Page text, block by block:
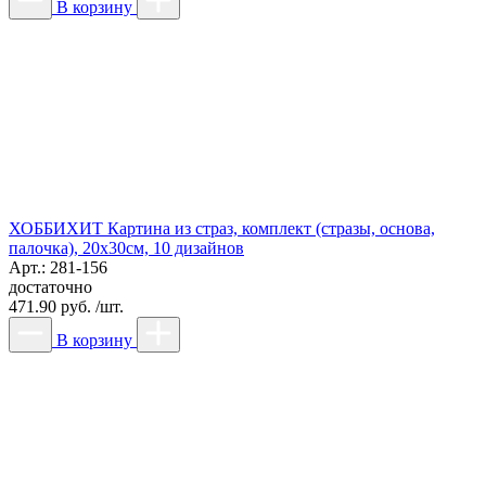
В корзину
ХОББИХИТ Картина из страз, комплект (стразы, основа,
палочка), 20х30см, 10 дизайнов
Арт.: 281-156
достаточно
471.90 руб. /шт.
В корзину